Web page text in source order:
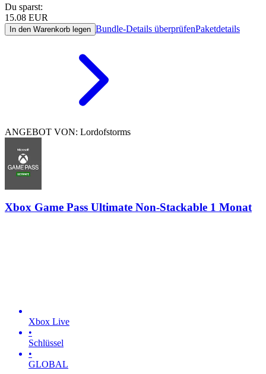
Du sparst:
15.08 EUR
In den Warenkorb legen Bundle-Details überprüfenPaketdetails
ANGEBOT VON: Lordofstorms
Xbox Game Pass Ultimate Non-Stackable 1 Monat
Xbox Live
•
Schlüssel
•
GLOBAL